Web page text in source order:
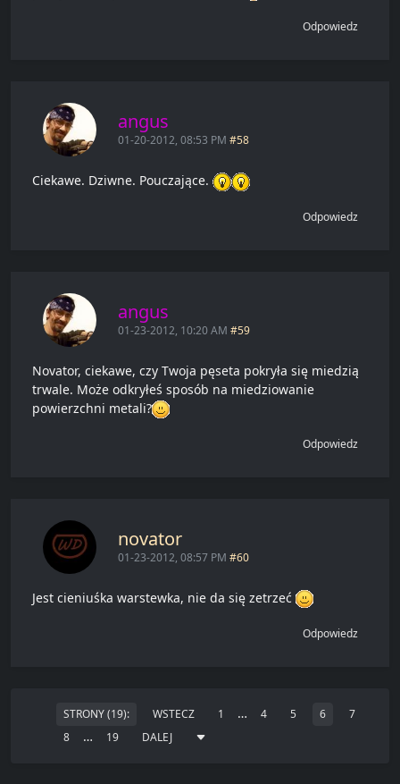
Odpowiedz
angus
01-20-2012, 08:53 PM #58
Ciekawe. Dziwne. Pouczające.
Odpowiedz
angus
01-23-2012, 10:20 AM #59
Novator, ciekawe, czy Twoja pęseta pokryła się miedzią
trwale. Może odkryłeś sposób na miedziowanie
powierzchni metali?
Odpowiedz
novator
01-23-2012, 08:57 PM #60
Jest cieniuśka warstewka, nie da się zetrzeć
Odpowiedz
STRONY (19): WSTECZ 1 … 4 5 6
7
8
… 19 DALEJ